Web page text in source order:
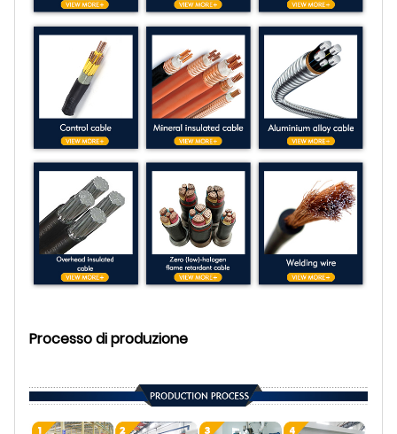
Processo di produzione